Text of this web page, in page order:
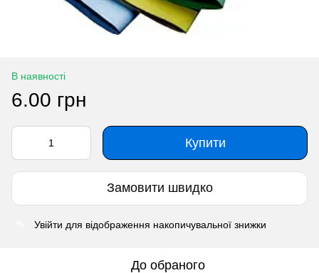
В наявності
6.00 грн
Купити
Замовити швидко
Увійти для відображення накопичувальної знижки
До обраного